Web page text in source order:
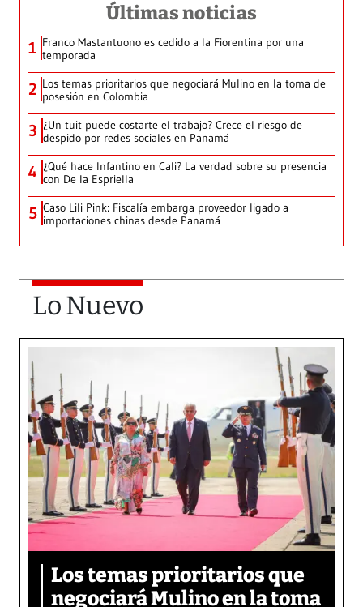
Últimas noticias
1 Franco Mastantuono es cedido a la Fiorentina por una
temporada
2 Los temas prioritarios que negociará Mulino en la toma de
posesión en Colombia
3 ¿Un tuit puede costarte el trabajo? Crece el riesgo de
despido por redes sociales en Panamá
4 ¿Qué hace Infantino en Cali? La verdad sobre su presencia
con De la Espriella
5 Caso Lili Pink: Fiscalía embarga proveedor ligado a
importaciones chinas desde Panamá
Lo Nuevo
Los temas prioritarios que
negociará Mulino en la toma